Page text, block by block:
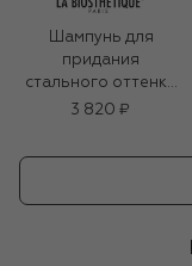
Шампунь для
придания
стального оттенка
волосам (250ml)
3 820 ₽